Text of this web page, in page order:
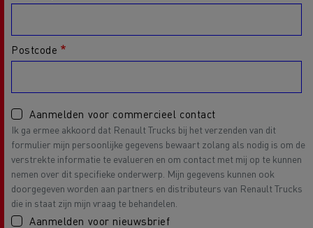
Postcode
Aanmelden voor commercieel contact
Ik ga ermee akkoord dat Renault Trucks bij het verzenden van dit
formulier mijn persoonlijke gegevens bewaart zolang als nodig is om de
verstrekte informatie te evalueren en om contact met mij op te kunnen
nemen over dit specifieke onderwerp. Mijn gegevens kunnen ook
doorgegeven worden aan partners en distributeurs van Renault Trucks
die in staat zijn mijn vraag te behandelen.
Aanmelden voor nieuwsbrief